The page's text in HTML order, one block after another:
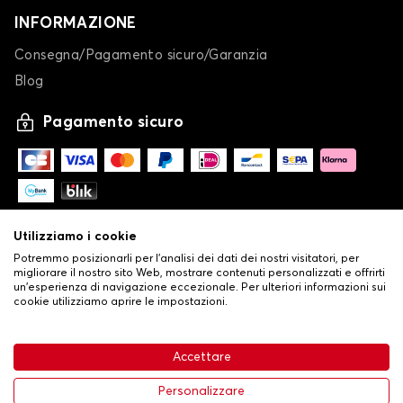
32,53 € Aggiungi al carrello
INFORMAZIONE
Consegna/Pagamento sicuro/Garanzia
Blog
Pagamento sicuro
Condizioni generali di vendita•
Politica sulla privacy e sui cookie•Livraison
Utilizziamo i cookie
Potremmo posizionarli per l'analisi dei dati dei nostri visitatori, per
migliorare il nostro sito Web, mostrare contenuti personalizzati e offrirti
un'esperienza di navigazione eccezionale. Per ulteriori informazioni sui
cookie utilizziamo aprire le impostazioni.
Accettare
Personalizzare